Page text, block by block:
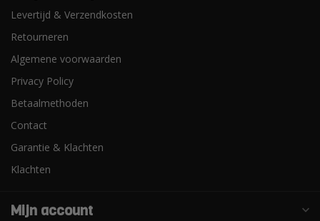
Levertijd & Verzendkosten
Retourneren
Algemene voorwaarden
Privacy Policy
Betaalmethoden
Contact
Garantie & Klachten
Klachten
Mijn account